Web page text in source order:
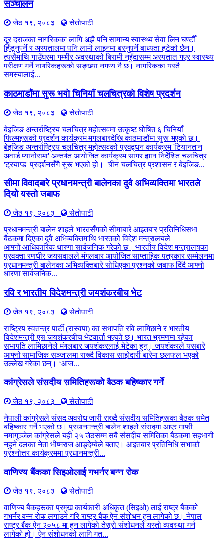
सञ्चालन
जेठ १९, २०८३
सेतोपाटी
दूर दराजका नागरिकका लागि अझै पनि सामान्य स्वास्थ्य सेवा लिन घण्टौँ
हिँड्नुपर्ने र अस्पतालमा पनि लामो लाइनमा बस्नुपर्ने बाध्यता हटेको छैन।
त्यसैमाथि गाउँघरमा गम्भीर अवस्थाको बिरामी नहुँदासम्म अस्पताल गएर स्वास्थ्य
परीक्षण गर्ने नागरिकहरूको सङ्ख्या नगण्य नै छ। नागरिकका यस्तै
समस्यालाई...
काठमाडौंमा सुरू भयो चिनियाँ चलचित्रको विशेष प्रदर्शन
जेठ १९, २०८३
सेतोपाटी
बेइजिङ अन्तर्राष्ट्रिय चलचित्र महोत्सवमा उत्कृष्ट घोषित ६ चिनियाँ
फिल्महरूको प्रदर्शन कार्यक्रम मंगलबारदेखि काठमाडौंमा सुरू भएको छ।
बेइजिङ अन्तर्राष्ट्रिय चलचित्र महोत्सवको प्रवद्र्धन कार्यक्रम 'टियानतान
अवार्ड प्यानोरामा' अन्तर्गत आयोजित कार्यक्रम सागर झान निर्देशित चलचित्र
'ट्रयाप्ड' प्रदर्शनसँगै सुरू भएको हो। चीन चलचित्र प्रशासन र बेइजिङ...
सीमा विवादबारे प्रधानमन्त्री बालेनका दुवै अभिव्यक्तिमा भारतले
दियो यस्तो जबाफ
जेठ १९, २०८३
सेतोपाटी
प्रधानमन्त्री बालेन शाहले भारतसँगको सीमाबारे आइतबार प्रतिनिधिसभा
बैठकमा दिएका दुवै अभिव्यक्तिमाथि भारतको विदेश मन्त्रालयले
आफ्नो आधिकारिक धारणा सार्वजनिक गरेको छ। भारतीय विदेश मन्त्रालयका
प्रवक्ता रणधीर जयसवालले मंगलबार आयोजित साप्ताहिक पत्रकार सम्मेलनमा
प्रधानमन्त्री बालेनका अभिव्यक्तिबारे सोधिएका प्रश्नको जबाफ दिँदै आफ्नो
धारणा सार्वजनिक...
रवि र भारतीय विदेशमन्त्री जयशंकरबीच भेट
जेठ १९, २०८३
सेतोपाटी
राष्ट्रिय स्वतन्त्र पार्टी (रास्वपा) का सभापति रवि लामिछाने र भारतीय
विदेशमन्त्री एस जयशंकरबीच भेटवार्ता भएको छ। भारत भ्रमणमा रहेका
सभापति लामिछानेले मंगलबार जयशंकरलाई भेटेका हुन्। जयशंकरले यसबारे
आफ्नो सामाजिक सञ्जालमा राख्दै विकास साझेदारी बारेमा छलफल भएको
उल्लेख गरेका छन्। ‘आज...
कांग्रेसले संसदीय समितिहरूकाे बैठक बहिष्कार गर्ने
जेठ १९, २०८३
सेतोपाटी
नेपाली कांग्रेसले संसद अवरोध जारी राख्दै संसदीय समितिहरूका बैठक समेत
बहिष्कार गर्ने भएको छ। प्रधानमन्त्री बालेन शाहले संसदमा आएर माफी
नमागुञ्जेल कांग्रेसले यही २५ जेठसम्म सबै संसदीय समितिका बैठकमा सहभागी
नहुने दलका नेता भीष्मराज आङ्देम्बेले बताए। आइतबार प्रतिनिधि सभाको
प्रश्नोत्तर कार्यक्रममा प्रधानमन्त्री...
वाणिज्य बैंकका सिइओलाई गभर्नर बन्न रोक
जेठ १९, २०८३
सेतोपाटी
वाणिज्य बैंकहरूका प्रमुख कार्यकारी अधिकृत (सिइओ) लाई राष्ट्र बैंकको
गभर्नर बन्न रोक लगाउने गरि राष्ट्र बैंक ऐन संशोधन हुन लागेको छ। नेपाल
राष्ट्र बैंक ऐन २०५८ मा हुन लागेको तेस्रो संशोधनले यस्तो व्यवस्था गर्न
लागेको हो। ऐन संशोधनको लागि गत...